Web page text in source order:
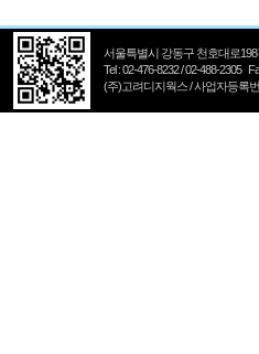
서울특별시 강동구 천호대로
Tel : 02-476-8232 / 02-488-2305
(주)고려디지웍스 / 사업자등록